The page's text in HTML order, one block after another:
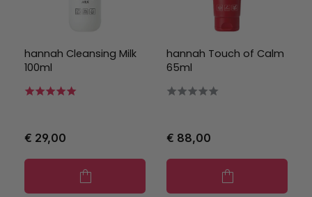
hannah Cleansing Milk
100ml
€ 29,00
hannah Touch of Calm
65ml
€ 88,00